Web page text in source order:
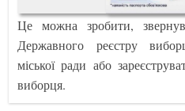
Це можна зробити,
Державного реєстру
міської ради або
виборця.